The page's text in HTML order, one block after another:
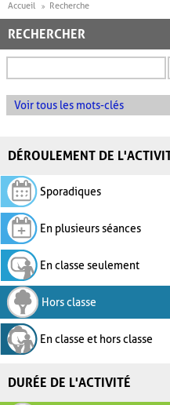
Accueil Recherche
RECHERCHER
Voir tous les mots-clés
DÉROULEMENT DE
Sporadiques
En plusieurs séances
En classe seulement
Hors classe
En classe et hors classe
DURÉE DE L'ACTIVITÉ